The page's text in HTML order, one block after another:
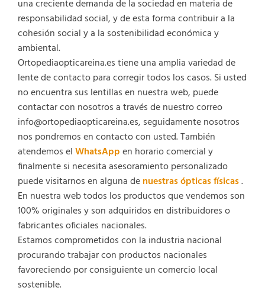
una creciente demanda de la sociedad en materia de
responsabilidad social, y de esta forma contribuir a la
cohesión social y a la sostenibilidad económica y
ambiental.
Ortopediaopticareina.es tiene una amplia variedad de
lente de contacto para corregir todos los casos. Si usted
no encuentra sus lentillas en nuestra web, puede
contactar con nosotros a través de nuestro correo
info@ortopediaopticareina.es, seguidamente nosotros
nos pondremos en contacto con usted. También
atendemos elWhatsAppen horario comercial y
finalmente si necesita asesoramiento personalizado
puede visitarnos en alguna denuestras ópticas físicas.
En nuestra web todos los productos que vendemos son
100% originales y son adquiridos en distribuidores o
fabricantes oficiales nacionales.
Estamos comprometidos con la industria nacional
procurando trabajar con productos nacionales
favoreciendo por consiguiente un comercio local
sostenible.